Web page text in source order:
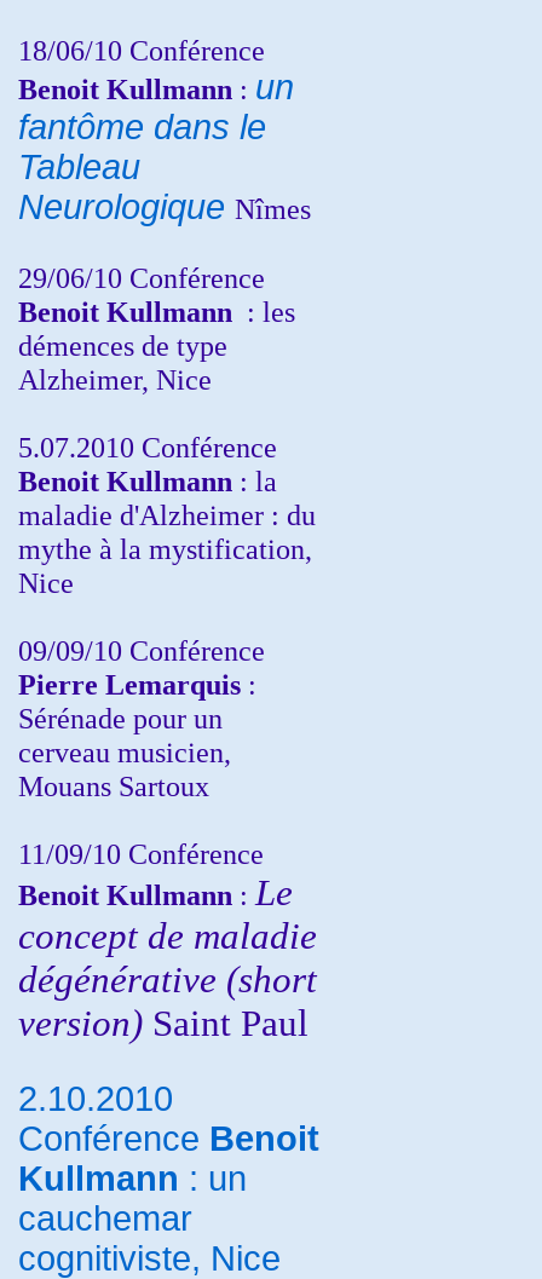
18/06/10 Conférence
Benoit Kullmann : un
fantôme dans le
Tableau
Neurologique Nîmes
29/06/10 Conférence
Benoit Kullmann : les
démences de type
Alzheimer, Nice
5.07.2010 Conférence
Benoit Kullmann : la
maladie d'Alzheimer : du
mythe à la mystification,
Nice
09/09/10 Conférence
Pierre Lemarquis :
Sérénade pour un
cerveau musicien,
Mouans Sartoux
11/09/10 Conférence
Benoit Kullmann : Le
concept de maladie
dégénérative (short
version) Saint Paul
2.10.2010
Conférence Benoit
Kullmann : un
cauchemar
cognitiviste, Nice